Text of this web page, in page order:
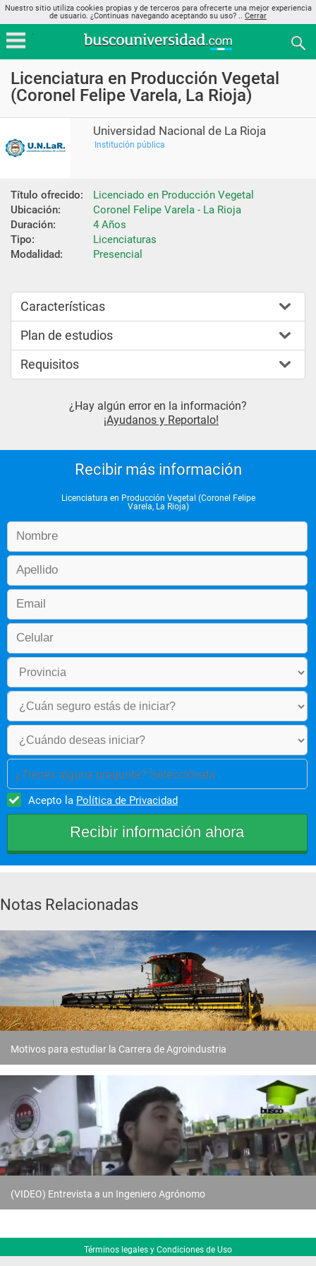
Nuestro sitio utiliza cookies propias y de terceros para ofrecerte una mejor experiencia
de usuario. ¿Continuas navegando aceptando su uso? .. Cerrar
Licenciatura en Producción Vegetal
(Coronel Felipe Varela, La Rioja)
Universidad Nacional de La Rioja
Institución pública
Título ofrecido:
Licenciado en Producción Vegetal
Ubicación:
Coronel Felipe Varela - La Rioja
Duración:
4 Años
Tipo:
Licenciaturas
Modalidad:
Presencial
Características
Plan de estudios
Requisitos
¿Hay algún error en la información?
¡Ayudanos y Reportalo!
Recibir más información
Licenciatura en Producción Vegetal (Coronel Felipe
Varela, La Rioja)
¿Tienes alguna pregunta? Selecciónala
Acepto la Política de Privacidad
Notas Relacionadas
Motivos para estudiar la Carrera de Agroindustria
(VIDEO) Entrevista a un Ingeniero Agrónomo
Términos legales y Condiciones de Uso